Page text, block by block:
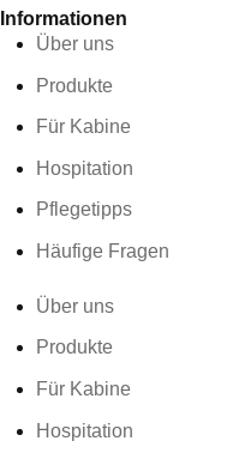
Informationen
Über uns
Produkte
Für Kabine
Hospitation
Pflegetipps
Häufige Fragen
Über uns
Produkte
Für Kabine
Hospitation